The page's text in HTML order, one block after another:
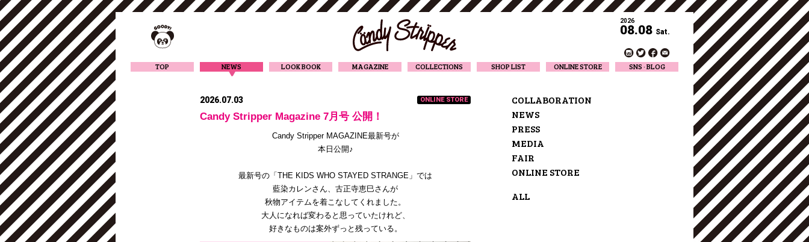
2026
08.08 Sat.
TOP NEWS LOOK BOOK MAGAZINE COLLECTIONS SHOP LIST ONLINE STORE SNS · BLOG
2026.07.03 ONLINE STORE
Candy Stripper Magazine 7月号 公開！
Candy Stripper MAGAZINE最新号が
本日公開♪
最新号の「THE KIDS WHO STAYED STRANGE」では
藍染カレンさん、古正寺恵巳さんが
秋物アイテムを着こなしてくれました。
大人になれば変わると思っていたけれど、
好きなものは案外ずっと残っている。
COLLABORATION
NEWS
PRESS
MEDIA
FAIR
ONLINE STORE
ALL